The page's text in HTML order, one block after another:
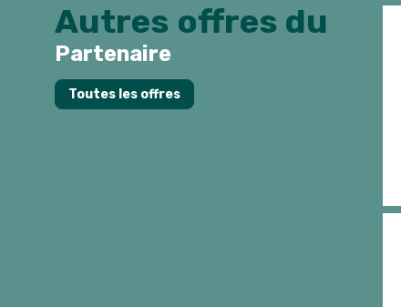
Autres offres du
Partenaire
Toutes les offres